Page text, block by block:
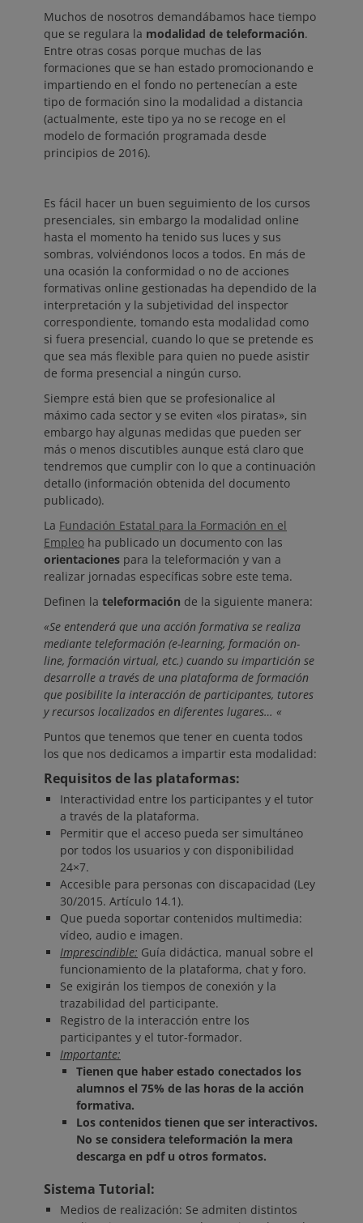
Muchos de nosotros demandábamos hace tiempo
que se regulara la modalidad de teleformación.
Entre otras cosas porque muchas de las
formaciones que se han estado promocionando e
impartiendo en el fondo no pertenecían a este
tipo de formación sino la modalidad a distancia
(actualmente, este tipo ya no se recoge en el
modelo de formación programada desde
principios de 2016).
Es fácil hacer un buen seguimiento de los cursos
presenciales, sin embargo la modalidad online
hasta el momento ha tenido sus luces y sus
sombras, volviéndonos locos a todos. En más de
una ocasión la conformidad o no de acciones
formativas online gestionadas ha dependido de la
interpretación y la subjetividad del inspector
correspondiente, tomando esta modalidad como
si fuera presencial, cuando lo que se pretende es
que sea más flexible para quien no puede asistir
de forma presencial a ningún curso.
Siempre está bien que se profesionalice al
máximo cada sector y se eviten «los piratas», sin
embargo hay algunas medidas que pueden ser
más o menos discutibles aunque está claro que
tendremos que cumplir con lo que a continuación
detallo (información obtenida del documento
publicado).
La Fundación Estatal para la Formación en el
Empleo ha publicado un documento con las
orientaciones para la teleformación y van a
realizar jornadas específicas sobre este tema.
Definen la teleformación de la siguiente manera:
«Se entenderá que una acción formativa se realiza
mediante teleformación (e-learning, formación on-
line, formación virtual, etc.) cuando su impartición se
desarrolle a través de una plataforma de formación
que posibilite la interacción de participantes, tutores
y recursos localizados en diferentes lugares… «
Puntos que tenemos que tener en cuenta todos
los que nos dedicamos a impartir esta modalidad:
Requisitos de las plataformas:
Interactividad entre los participantes y el tutor
a través de la plataforma.
Permitir que el acceso pueda ser simultáneo
por todos los usuarios y con disponibilidad
24×7.
Accesible para personas con discapacidad (Ley
30/2015. Artículo 14.1).
Que pueda soportar contenidos multimedia:
vídeo, audio e imagen.
Imprescindible: Guía didáctica, manual sobre el
funcionamiento de la plataforma, chat y foro.
Se exigirán los tiempos de conexión y la
trazabilidad del participante.
Registro de la interacción entre los
participantes y el tutor-formador.
Importante:
Tienen que haber estado conectados los
alumnos el 75% de las horas de la acción
formativa.
Los contenidos tienen que ser interactivos.
No se considera teleformación la mera
descarga en pdf u otros formatos.
Sistema Tutorial:
Medios de realización: Se admiten distintos